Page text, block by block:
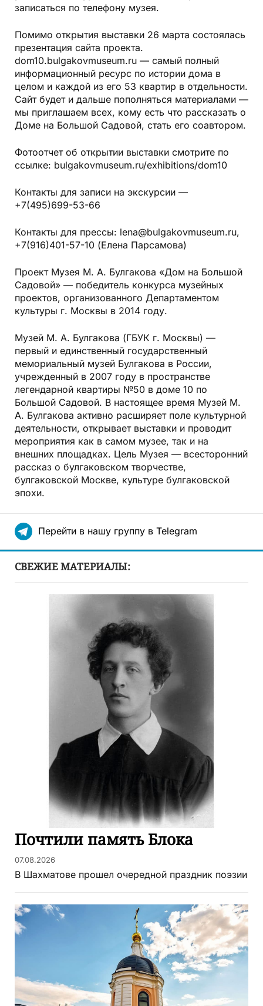
записаться по телефону музея.
Помимо открытия выставки 26 марта состоялась
презентация сайта проекта.
dom10.bulgakovmuseum.ru — самый полный
информационный ресурс по истории дома в
целом и каждой из его 53 квартир в отдельности.
Сайт будет и дальше пополняться материалами —
мы приглашаем всех, кому есть что рассказать о
Доме на Большой Садовой, стать его соавтором.
Фотоотчет об открытии выставки смотрите по
ссылке: bulgakovmuseum.ru/exhibitions/dom10
Контакты для записи на экскурсии —
+7(495)699-53-66
Контакты для прессы: lena@bulgakovmuseum.ru,
+7(916)401-57-10 (Елена Парсамова)
Проект Музея М. А. Булгакова «Дом на Большой
Садовой» — победитель конкурса музейных
проектов, организованного Департаментом
культуры г. Москвы в 2014 году.
Музей М. А. Булгакова (ГБУК г. Москвы) —
первый и единственный государственный
мемориальный музей Булгакова в России,
учрежденный в 2007 году в пространстве
легендарной квартиры №50 в доме 10 по
Большой Садовой. В настоящее время Музей М.
А. Булгакова активно расширяет поле культурной
деятельности, открывает выставки и проводит
мероприятия как в самом музее, так и на
внешних площадках. Цель Музея — всесторонний
рассказ о булгаковском творчестве,
булгаковской Москве, культуре булгаковской
эпохи.
Перейти в нашу группу в Telegram
СВЕЖИЕ МАТЕРИАЛЫ:
Почтили память Блока
07.08.2026
В Шахматове прошел очередной праздник поэзии